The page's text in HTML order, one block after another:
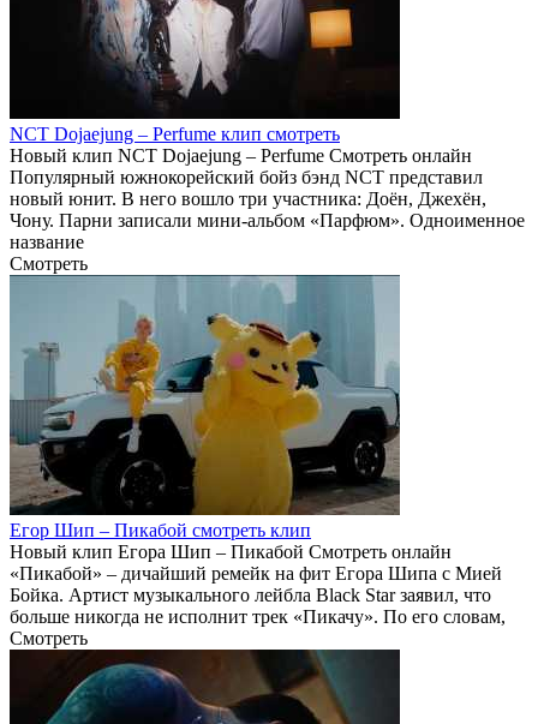
NCT Dojaejung – Perfume клип смотреть
Новый клип NCT Dojaejung – Perfume Смотреть онлайн
Популярный южнокорейский бойз бэнд NCT представил
новый юнит. В него вошло три участника: Доён, Джехён,
Чону. Парни записали мини-альбом «Парфюм». Одноименное
название
Смотреть
Егор Шип – Пикабой смотреть клип
Новый клип Егора Шип – Пикабой Смотреть онлайн
«Пикабой» – дичайший ремейк на фит Егора Шипа с Мией
Бойка. Артист музыкального лейбла Black Star заявил, что
больше никогда не исполнит трек «Пикачу». По его словам,
Смотреть